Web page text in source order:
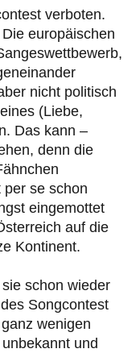
verboten.
europäischen
nicht politisch
(Liebe,
Das kann –
denn die
se schon
eingemottet
auf die
Kontinent.
schon wieder
Songcontest
wenigen
und